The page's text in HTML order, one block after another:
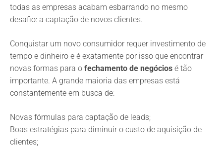
todas as empresas acabam esbarrando no mesmo
desafio: a captação de novos clientes.
Conquistar um novo consumidor requer investimento de
tempo e dinheiro e é exatamente por isso que encontrar
novas formas para o fechamento de negócios é tão
importante. A grande maioria das empresas está
constantemente em busca de:
Novas fórmulas para captação de leads;
Boas estratégias para diminuir o custo de aquisição de
clientes;